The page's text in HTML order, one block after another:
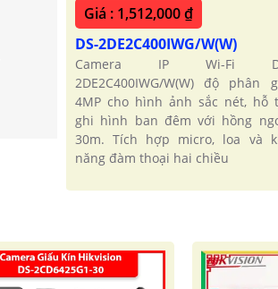
Giá : 1,512,000 ₫
DS-2DE2C400IWG/W(W)
Camera IP Wi-Fi
2DE2C400IWG/W(W) độ phân
4MP cho hình ảnh sắc nét, hỗ
ghi hình ban đêm với hồng
30m. Tích hợp micro, loa và
năng đàm thoại hai chiều